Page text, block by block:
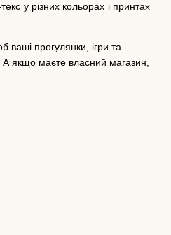
у різних кольорах і принтах
ваші прогулянки, ігри та
якщо маєте власний магазин,